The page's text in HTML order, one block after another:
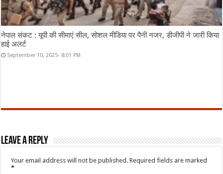
नेपाल संकट : यूपी की सीमाएं सील, सोशल मीडिया पर पैनी नजर, डीजीपी ने जारी किया
हाई अलर्ट
September 10, 2025- 8:01 PM
Leave a Reply
Your email address will not be published. Required fields are marked
*